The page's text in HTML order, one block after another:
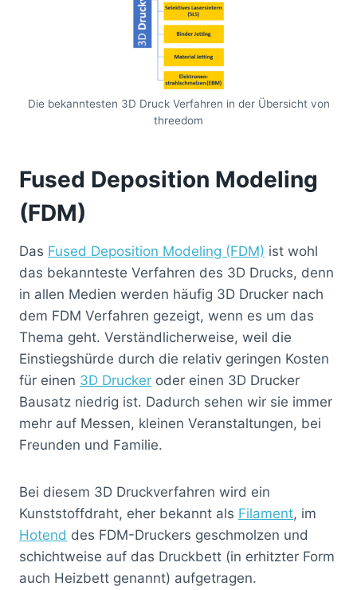
Die bekanntesten 3D Druck Verfahren in der Übersicht von
threedom
Fused Deposition Modeling
(FDM)
Das Fused Deposition Modeling (FDM) ist wohl
das bekannteste Verfahren des 3D Drucks, denn
in allen Medien werden häufig 3D Drucker nach
dem FDM Verfahren gezeigt, wenn es um das
Thema geht. Verständlicherweise, weil die
Einstiegshürde durch die relativ geringen Kosten
für einen 3D Drucker oder einen 3D Drucker
Bausatz niedrig ist. Dadurch sehen wir sie immer
mehr auf Messen, kleinen Veranstaltungen, bei
Freunden und Familie.
Bei diesem 3D Druckverfahren wird ein
Kunststoffdraht, eher bekannt als Filament, im
Hotend des FDM-Druckers geschmolzen und
schichtweise auf das Druckbett (in erhitzter Form
auch Heizbett genannt) aufgetragen.